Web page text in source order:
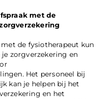
met de
met de fysiotherapeut kun
zorgverzekering en
Het personeel bij
kan je helpen bij het
en het